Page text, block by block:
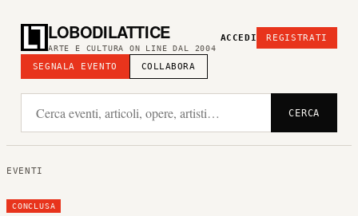
LOBODILATTICE
ARTE E CULTURA ON LINE DAL 2004
SEGNALA EVENTO COLLABORA
ACCEDI REGISTRATI
CERCA
EVENTI
CONCLUSA